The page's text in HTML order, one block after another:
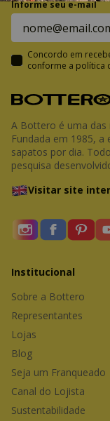
Informe seu e-mail
Concordo em
conforme a política
A Bottero é uma das
Fundada em 1985,
sapatos por dia.
pesquisa
Visitar site
Institucional
Sobre a Bottero
Representantes
Lojas
Blog
Seja um Franqueado
Canal do Lojista
Sustentabilidade